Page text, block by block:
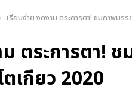
เรียบง่าย งดงาม ตระการตา! ชมภาพบร
ตระการตา!
เกียว 2020